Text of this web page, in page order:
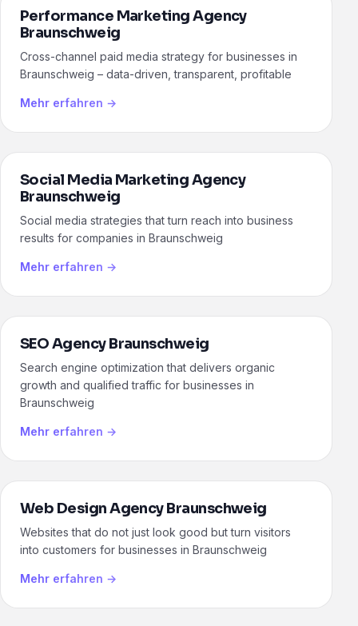
Performance Marketing Agency
Braunschweig
Cross-channel paid media strategy for businesses in
Braunschweig – data-driven, transparent, profitable
Mehr erfahren →
Social Media Marketing Agency
Braunschweig
Social media strategies that turn reach into business
results for companies in Braunschweig
Mehr erfahren →
SEO Agency Braunschweig
Search engine optimization that delivers organic
growth and qualified traffic for businesses in
Braunschweig
Mehr erfahren →
Web Design Agency Braunschweig
Websites that do not just look good but turn visitors
into customers for businesses in Braunschweig
Mehr erfahren →